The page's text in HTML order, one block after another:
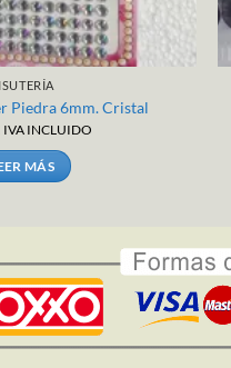
Piedra 6mm. Cristal
IVA INCLUIDO
MÁS